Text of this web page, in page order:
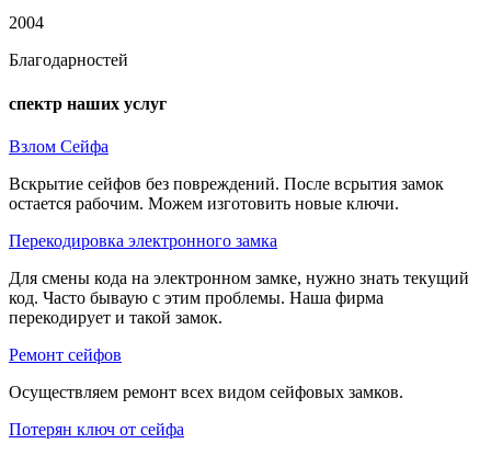
2004
Благодарностей
спектр наших услуг
Взлом Сейфа
Вскрытие сейфов без повреждений. После всрытия замок
остается рабочим. Можем изготовить новые ключи.
Перекодировка электронного замка
Для смены кода на электронном замке, нужно знать текущий
код. Часто бываую с этим проблемы. Наша фирма
перекодирует и такой замок.
Ремонт сейфов
Осуществляем ремонт всех видом сейфовых замков.
Потерян ключ от сейфа